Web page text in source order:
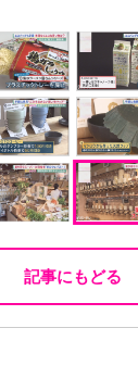
記事にもどる